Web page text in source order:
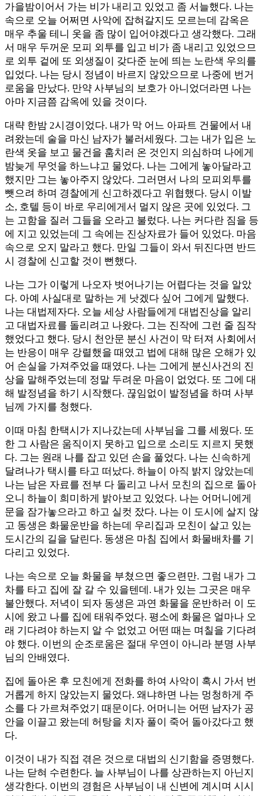
가을밤이어서 가는 비가 내리고 있었고 좀 서늘했다. 나는
속으로 오늘 어쩌면 사악에 잡혀갈지도 모르는데 감옥은
매우 추울 테니 옷을 좀 많이 입어야겠다고 생각했다. 그래
서 매우 두꺼운 모피 외투를 입고 비가 좀 내리고 있었으므
로 외투 겉에 또 외생질이 갖다준 눈에 띄는 노란색 우의를
입었다. 나는 당시 정념이 바르지 않았으므로 나중에 번거
로움을 만났다. 만약 사부님의 보호가 아니었더라면 나는
아마 지금쯤 감옥에 있을 것이다.
대략 한밤 2시경이었다. 내가 막 어느 아파트 건물에서 내
려왔는데 술을 마신 남자가 불러세웠다. 그는 내가 입은 노
란색 옷을 보고 물건을 훔치러 온 것인지 의심하며 나에게
밤늦게 무엇을 하느냐고 물었다. 나는 그에게 놓아달라고
했지만 그는 놓아주지 않았다. 그러면서 나의 모피외투를
뺏으려 하며 경찰에게 신고하겠다고 위협했다. 당시 이발
소, 호텔 등이 바로 우리에게서 멀지 않은 곳에 있었다. 그
는 고함을 질러 그들을 오라고 불렀다. 나는 커다란 짐을 등
에 지고 있었는데 그 속에는 진상자료가 들어 있었다. 마음
속으로 오지 말라고 했다. 만일 그들이 와서 뒤진다면 반드
시 경찰에 신고할 것이 뻔했다.
나는 그가 이렇게 나오자 벗어나기는 어렵다는 것을 알았
다. 아예 사실대로 말하는 게 낫겠다 싶어 그에게 말했다.
나는 대법제자다. 오늘 세상 사람들에게 대법진상을 알리
고 대법자료를 돌리려고 나왔다. 그는 진작에 그런 줄 짐작
했었다고 했다. 당시 천안문 분신 사건이 막 터져 사회에서
는 반응이 매우 강렬했을 때였고 법에 대해 많은 오해가 있
어 손실을 가져주었을 때였다. 나는 그에게 분신사건의 진
상을 말해주었는데 정말 두려운 마음이 없었다. 또 그에 대
해 발정념을 하기 시작했다. 끊임없이 발정념을 하며 사부
님께 가지를 청했다.
이때 마침 한택시가 지나갔는데 사부님을 그를 세웠다. 또
한 그 사람은 움직이지 못하고 입으로 소리도 지르지 못했
다. 그는 원래 나를 잡고 있던 손을 풀었다. 나는 신속하게
달려나가 택시를 타고 떠났다. 하늘이 아직 밝지 않았는데
나는 남은 자료를 전부 다 돌리고 나서 모친의 집으로 돌아
오니 하늘이 희미하게 밝아보고 있었다. 나는 어머니에게
문을 잠가놓으라고 하고 실컷 잤다. 나는 이 도시에 살지 않
고 동생은 화물운반을 하는데 우리집과 모친이 살고 있는
도시간의 길을 달린다. 동생은 마침 집에서 화물배차를 기
다리고 있었다.
나는 속으로 오늘 화물을 부쳤으면 좋으련만. 그럼 내가 그
차를 타고 집에 잘 갈 수 있을텐데. 내가 있는 그곳은 매우
불안했다. 저녁이 되자 동생은 과연 화물을 운반하러 이 도
시에 왔고 나를 집에 태워주었다. 평소에 화물은 얼마나 오
래 기다려야 하는지 알 수 없었고 어떤 때는 며칠을 기다려
야 했다. 이번의 순조로움은 절대 우연이 아니라 분명 사부
님의 안배였다.
집에 돌아온 후 모친에게 전화를 하여 사악이 혹시 가서 번
거롭게 하지 않았는지 물었다. 왜냐하면 나는 멍청하게 주
소를 다 가르쳐주었기 때문이다. 어머니는 어떤 남자가 공
안을 이끌고 왔는데 허탕을 치자 풀이 죽어 돌아갔다고 했
다.
이것이 내가 직접 겪은 것으로 대법의 신기함을 증명했다.
나는 닫혀 수련한다. 늘 사부님이 나를 상관하는지 아닌지
생각한다. 이번의 경험은 사부님이 내 신변에 계시며 시시